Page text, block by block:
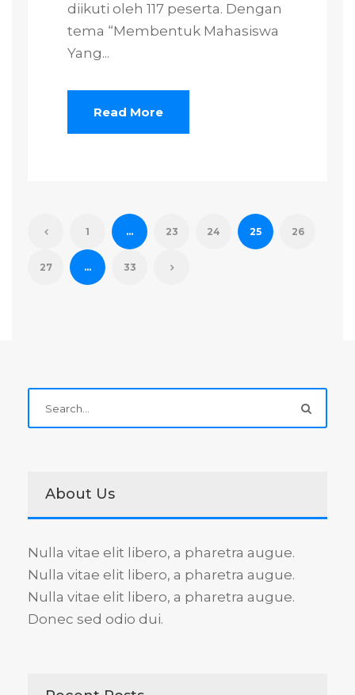
diikuti oleh 117 peserta. Dengan
tema “Membentuk Mahasiswa
Yang...
Read More
1 … 23 24 25 26
27 … 33
About Us
Nulla vitae elit libero, a pharetra augue.
Nulla vitae elit libero, a pharetra augue.
Nulla vitae elit libero, a pharetra augue.
Donec sed odio dui.